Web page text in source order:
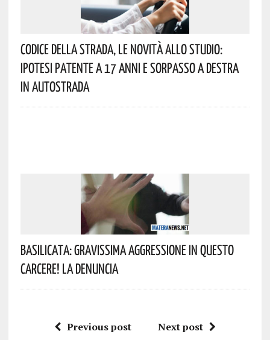
Codice Della Strada, Le Novità Allo Studio:
Ipotesi Patente A 17 Anni E Sorpasso A Destra
In Autostrada
Basilicata: Gravissima Aggressione In Questo
Carcere! La Denuncia
Previous post Next post